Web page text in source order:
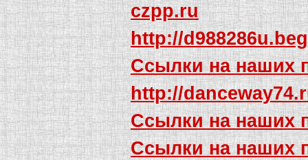
czpp.ru
http://
Ссылки на наших
http://
Ссылки на наших
Ссылки на наших